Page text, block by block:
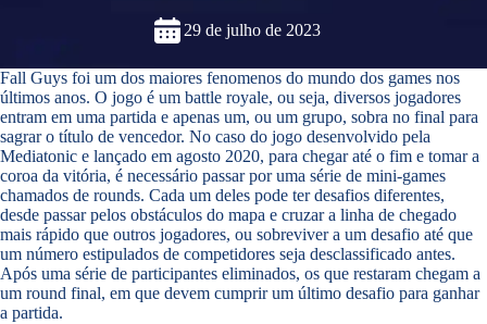
29 de julho de 2023
Fall Guys foi um dos maiores fenomenos do mundo dos games nos
últimos anos. O jogo é um battle royale, ou seja, diversos jogadores
entram em uma partida e apenas um, ou um grupo, sobra no final para
sagrar o título de vencedor. No caso do jogo desenvolvido pela
Mediatonic e lançado em agosto 2020, para chegar até o fim e tomar a
coroa da vitória, é necessário passar por uma série de mini-games
chamados de rounds. Cada um deles pode ter desafios diferentes,
desde passar pelos obstáculos do mapa e cruzar a linha de chegado
mais rápido que outros jogadores, ou sobreviver a um desafio até que
um número estipulados de competidores seja desclassificado antes.
Após uma série de participantes eliminados, os que restaram chegam a
um round final, em que devem cumprir um último desafio para ganhar
a partida.